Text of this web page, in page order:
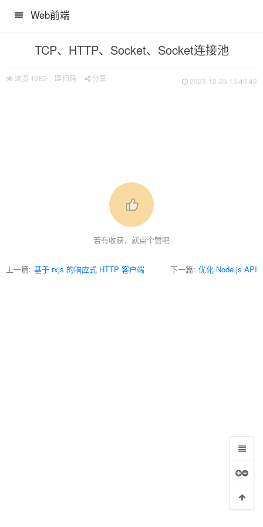
Web前端
TCP、HTTP、Socket、Socket连接池
浏览 1282 扫码 分享 2023-12-25 15:43:42
若有收获，就点个赞吧
上一篇: 基于 rxjs 的响应式 HTTP 客户端 下一篇: 优化 Node.js API